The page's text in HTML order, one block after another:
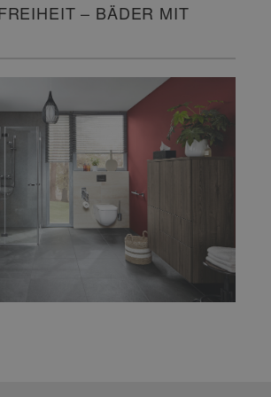
– BÄDER MIT